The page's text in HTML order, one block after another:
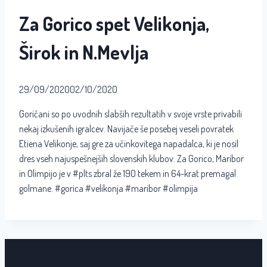
Za Gorico spet Velikonja,
Širok in N.Mevlja
29/09/202002/10/2020
Goričani so po uvodnih slabših rezultatih v svoje vrste privabili
nekaj izkušenih igralcev. Navijače še posebej veseli povratek
Etiena Velikonje, saj gre za učinkovitega napadalca, ki je nosil
dres vseh najuspešnejših slovenskih klubov. Za Gorico, Maribor
in Olimpijo je v #plts zbral že 190 tekem in 64-krat premagal
golmane. #gorica #velikonja #maribor #olimpija